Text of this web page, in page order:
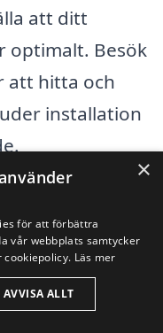
att ditt
optimalt. Besök
att hitta och
installation
och utan
×
för att förbättra
vår webbplats samtycker
cookiepolicy. Läs mer
AVVISA ALLT